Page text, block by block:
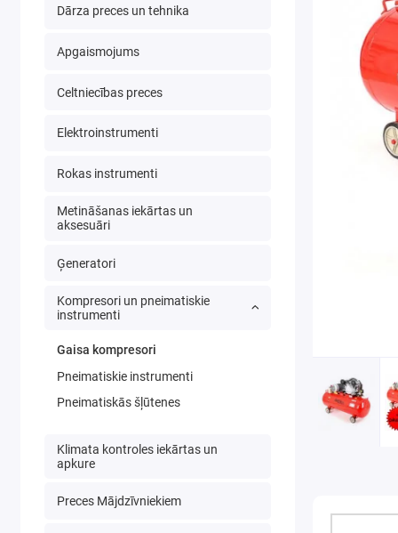
Dārza preces un tehnika
Apgaismojums
Celtniecības preces
Elektroinstrumenti
Rokas instrumenti
Metināšanas iekārtas un
aksesuāri
Ģeneratori
Kompresori un pneimatiskie
instrumenti
Gaisa kompresori
Pneimatiskie instrumenti
Pneimatiskās šļūtenes
Klimata kontroles iekārtas un
apkure
Preces Mājdzīvniekiem